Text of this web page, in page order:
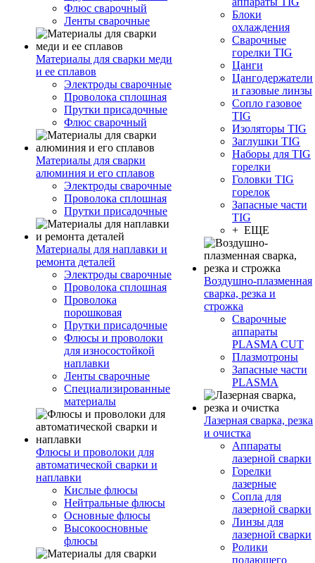
Флюс сварочный
Ленты сварочные
Материалы для сварки меди
и ее сплавов
Электроды сварочные
Проволока сплошная
Прутки присадочные
Флюс сварочный
Материалы для сварки
алюминия и его сплавов
Электроды сварочные
Проволока сплошная
Прутки присадочные
Материалы для наплавки и
ремонта деталей
Электроды сварочные
Проволока сплошная
Проволока
порошковая
Прутки присадочные
Флюсы и проволоки
для износостойкой
наплавки
Ленты сварочные
Специализированные
материалы
Флюсы и проволоки для
автоматической сварки и
наплавки
Кислые флюсы
Нейтральные флюсы
Основные флюсы
Высокоосновные
флюсы
Блоки
охлаждения
Сварочные
горелки TIG
Цанги
Цангодержатели
и газовые линзы
Сопло газовое
TIG
Изоляторы TIG
Заглушки TIG
Наборы для TIG
горелки
Головки TIG
горелок
Запасные части
TIG
+ ЕЩЕ
Воздушно-плазменная
сварка, резка и
строжка
Сварочные
аппараты
PLASMA CUT
Плазмотроны
Запасные части
PLASMA
Лазерная сварка, резка
и очистка
Аппараты
лазерной сварки
Горелки
лазерные
Сопла для
лазерной сварки
Линзы для
лазерной сварки
Ролики
подающего